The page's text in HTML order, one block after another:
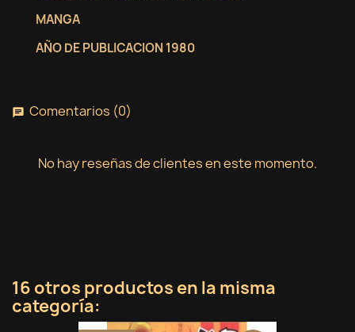
MANGA
AÑO DE PUBLICACION 1980
chat Comentarios (0)
No hay reseñas de clientes en este momento.
16 otros productos en la misma
categoría: